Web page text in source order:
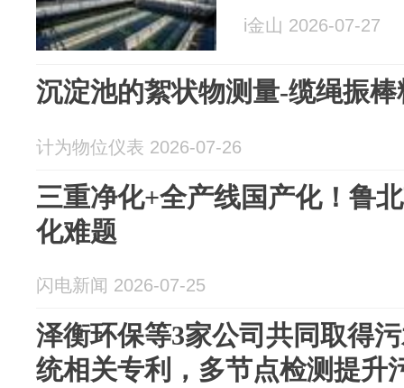
i金山 2026-07-27
沉淀池的絮状物测量-缆绳振
计为物位仪表 2026-07-26
三重净化+全产线国产化！鲁
化难题
闪电新闻 2026-07-25
泽衡环保等3家公司共同取得
统相关专利，多节点检测提升